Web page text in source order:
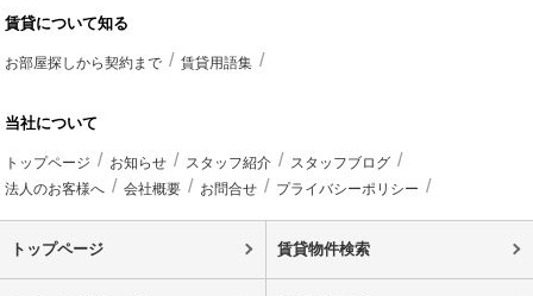
賃貸について知る
お部屋探しから契約まで 賃貸用語集
当社について
トップページ お知らせ スタッフ紹介
スタッフブログ
法人のお客様へ
会社概要 お問合せ プライバシーポリシー
トップページ 賃貸物件検索